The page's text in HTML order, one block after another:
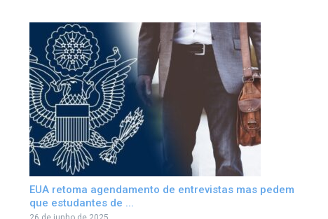
EUA retoma agendamento de entrevistas mas pedem
que estudantes de ...